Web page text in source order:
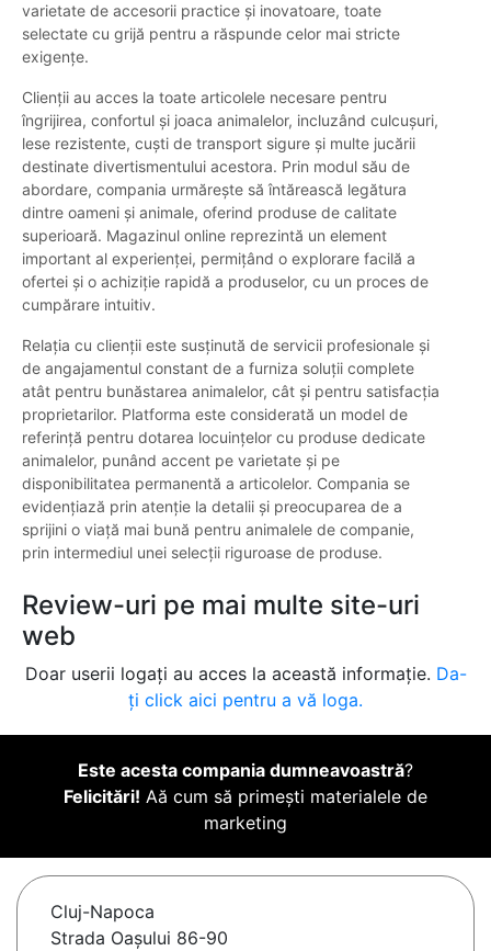
varietate de accesorii practice și inovatoare, toate
selectate cu grijă pentru a răspunde celor mai stricte
exigențe.
Clienții au acces la toate articolele necesare pentru
îngrijirea, confortul și joaca animalelor, incluzând culcușuri,
lese rezistente, cuști de transport sigure și multe jucării
destinate divertismentului acestora. Prin modul său de
abordare, compania urmărește să întărească legătura
dintre oameni și animale, oferind produse de calitate
superioară. Magazinul online reprezintă un element
important al experienței, permițând o explorare facilă a
ofertei și o achiziție rapidă a produselor, cu un proces de
cumpărare intuitiv.
Relația cu clienții este susținută de servicii profesionale și
de angajamentul constant de a furniza soluții complete
atât pentru bunăstarea animalelor, cât și pentru satisfacția
proprietarilor. Platforma este considerată un model de
referință pentru dotarea locuințelor cu produse dedicate
animalelor, punând accent pe varietate și pe
disponibilitatea permanentă a articolelor. Compania se
evidențiază prin atenție la detalii și preocuparea de a
sprijini o viață mai bună pentru animalele de companie,
prin intermediul unei selecții riguroase de produse.
Review-uri pe mai multe site-uri
web
Doar userii logați au acces la această informație. Da-
ți click aici pentru a vă loga.
Este acesta compania dumneavoastră?
Felicitări! Aă cum să primești materialele de
marketing
Cluj-Napoca
Strada Oașului 86-90